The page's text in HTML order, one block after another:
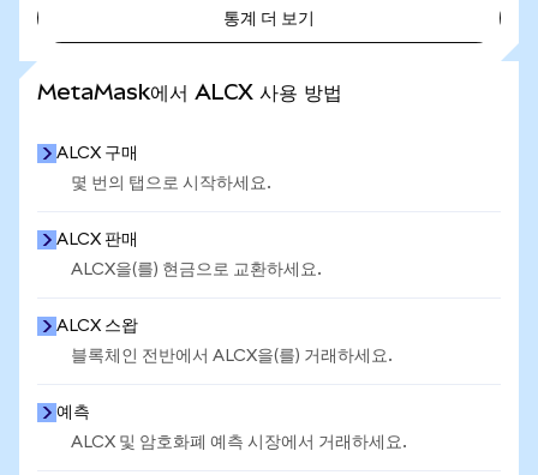
통계 더 보기
MetaMask에서 ALCX 사용 방법
ALCX 구매
몇 번의 탭으로 시작하세요.
ALCX 판매
ALCX을(를) 현금으로 교환하세요.
ALCX 스왑
블록체인 전반에서 ALCX을(를) 거래하세요.
예측
ALCX 및 암호화폐 예측 시장에서 거래하세요.